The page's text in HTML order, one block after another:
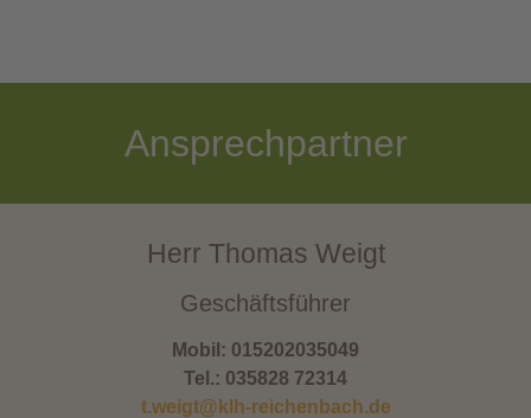
Ansprechpartner
Herr Thomas Weigt
Geschäftsführer
Mobil: 015202035049
Tel.: 035828 72314
t.weigt@klh-reichenbach.de